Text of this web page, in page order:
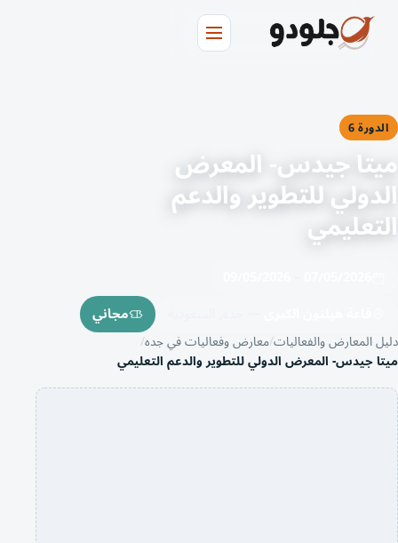
6
جيدس- المعرض
للتطوير والدعم
مجاني
المعارض والفعاليات معارض وفعاليات في جده
جيدس- المعرض الدولي للتطوير والدعم التعليمي